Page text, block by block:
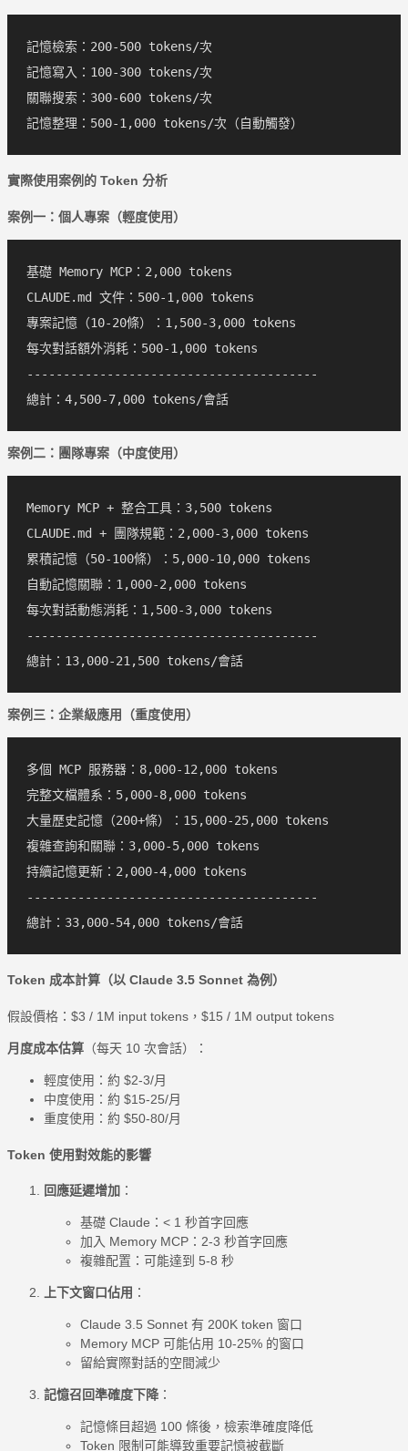
記憶檢索：200-500 tokens/次
記憶寫入：100-300 tokens/次
關聯搜索：300-600 tokens/次
實際使用案例的 Token 分析
案例一：個人專案（輕度使用）
基礎 Memory MCP：2,000 tokens
CLAUDE.md 文件：500-1,000 tokens
專案記憶（10-20條）：1,500-3,000 tokens
每次對話額外消耗：500-1,000 tokens
----------------------------------------
案例二：團隊專案（中度使用）
Memory MCP + 整合工具：3,500 tokens
CLAUDE.md + 團隊規範：2,000-3,000 tokens
累積記憶（50-100條）：5,000-10,000 tokens
自動記憶關聯：1,000-2,000 tokens
每次對話動態消耗：1,500-3,000 tokens
----------------------------------------
案例三：企業級應用（重度使用）
多個 MCP 服務器：8,000-12,000 tokens
完整文檔體系：5,000-8,000 tokens
大量歷史記憶（200+條）：15,000-25,000 tokens
複雜查詢和關聯：3,000-5,000 tokens
持續記憶更新：2,000-4,000 tokens
----------------------------------------
Token 成本計算（以 Claude 3.5 Sonnet 為例）
假設價格：$3 / 1M input tokens，$15 / 1M output tokens
月度成本估算 （每天 10 次會話）：
輕度使用：約 $2-3/月
中度使用：約 $15-25/月
重度使用：約 $50-80/月
Token 使用對效能的影響
回應延遲增加 ：
基礎 Claude：< 1 秒首字回應
加入 Memory MCP：2-3 秒首字回應
複雜配置：可能達到 5-8 秒
上下文窗口佔用 ：
Claude 3.5 Sonnet 有 200K token 窗口
Memory MCP 可能佔用 10-25% 的窗口
留給實際對話的空間減少
記憶召回準確度下降 ：
記憶條目超過 100 條後，檢索準確度降低
Token 限制可能導致重要記憶被截斷